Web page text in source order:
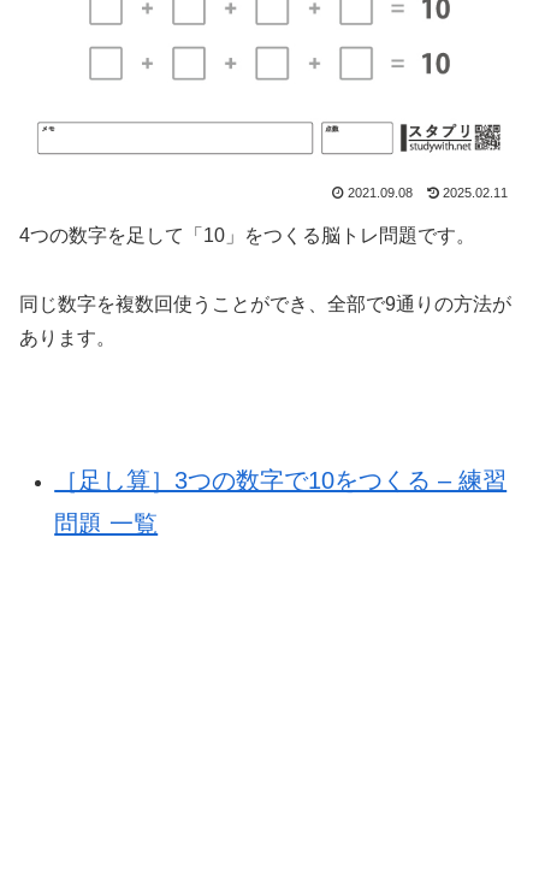
2021.09.08 2025.02.11
4つの数字を足して「10」をつくる脳トレ問題です。
同じ数字を複数回使うことができ、全部で9通りの方法が
あります。
［足し算］3つの数字で10をつくる – 練習
問題 一覧